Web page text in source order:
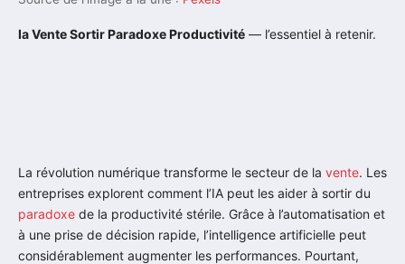
Ia Vente Sortir Paradoxe Productivité — l’essentiel à retenir.
La révolution numérique transforme le secteur de la vente. Les
entreprises explorent comment l’IA peut les aider à sortir du
paradoxe de la productivité stérile. Grâce à l’automatisation et
à une prise de décision rapide, l’intelligence artificielle peut
considérablement augmenter les performances. Pourtant,